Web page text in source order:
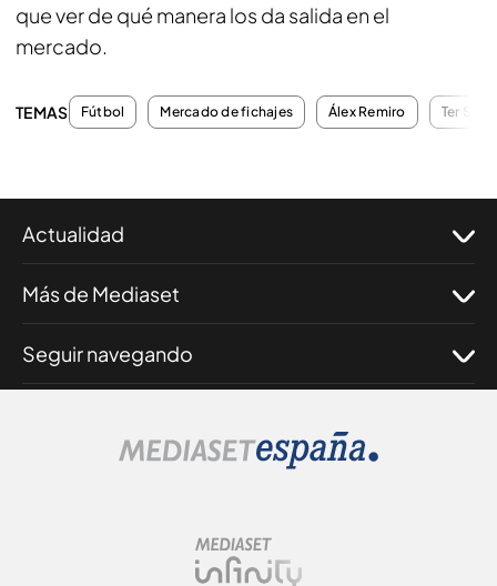
que ver de qué manera los da salida en el
mercado.
TEMAS Fútbol Mercado de fichajes Álex Remiro Ter
Actualidad
Más de Mediaset
Seguir navegando